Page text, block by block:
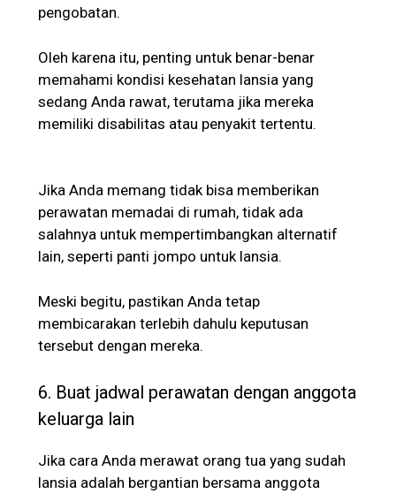
pengobatan.
Oleh karena itu, penting untuk benar-benar
memahami kondisi kesehatan lansia yang
sedang Anda rawat, terutama jika mereka
memiliki disabilitas atau penyakit tertentu.
Jika Anda memang tidak bisa memberikan
perawatan memadai di rumah, tidak ada
salahnya untuk mempertimbangkan alternatif
lain, seperti panti jompo untuk lansia.
Meski begitu, pastikan Anda tetap
membicarakan terlebih dahulu keputusan
tersebut dengan mereka.
6. Buat jadwal perawatan dengan anggota
keluarga lain
Jika cara Anda merawat orang tua yang sudah
lansia adalah bergantian bersama anggota